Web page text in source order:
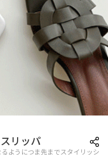
リッパ
ようにつま先までスタイリッシ